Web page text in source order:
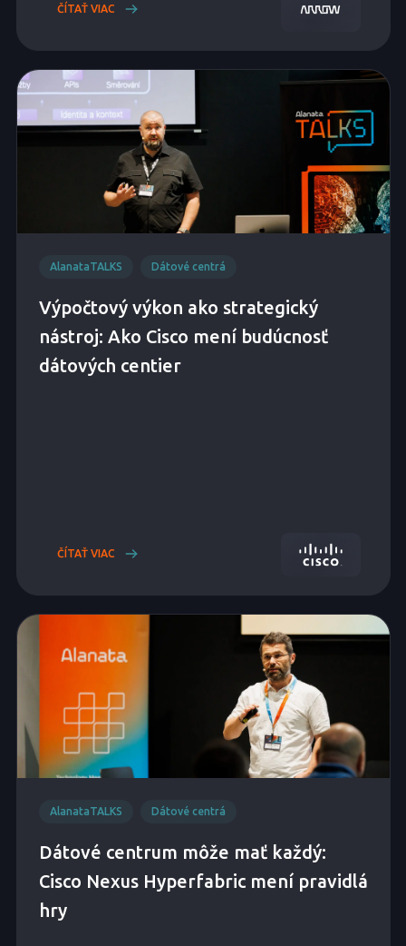
ČÍTAŤ VIAC
AlanataTALKS Dátové centrá
Výpočtový výkon ako strategický
nástroj: Ako Cisco mení budúcnosť
dátových centier
ČÍTAŤ VIAC
AlanataTALKS Dátové centrá
Dátové centrum môže mať každý:
Cisco Nexus Hyperfabric mení pravidlá
hry